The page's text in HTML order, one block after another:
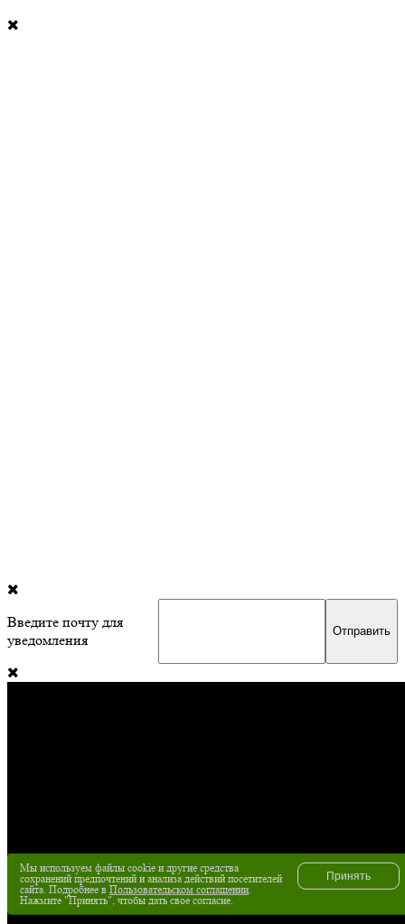
Введите почту для
уведомления
Мы используем файлы cookie и другие средства
сохранений предпочтений и анализа действий посетителей
сайта. Подробнее вПользовательском соглашении.
Нажмите "Принять", чтобы дать свое согласие.
Принять